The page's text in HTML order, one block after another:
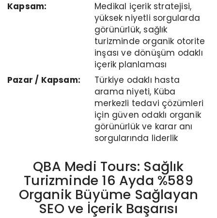
Kapsam:
Medikal içerik stratejisi,
yüksek niyetli sorgularda
görünürlük, sağlık
turizminde organik otorite
inşası ve dönüşüm odaklı
içerik planlaması
Pazar / Kapsam:
Türkiye odaklı hasta
arama niyeti, Küba
merkezli tedavi çözümleri
için güven odaklı organik
görünürlük ve karar anı
sorgularında liderlik
QBA Medi Tours: Sağlık
Turizminde 16 Ayda %589
Organik Büyüme Sağlayan
SEO ve İçerik Başarısı